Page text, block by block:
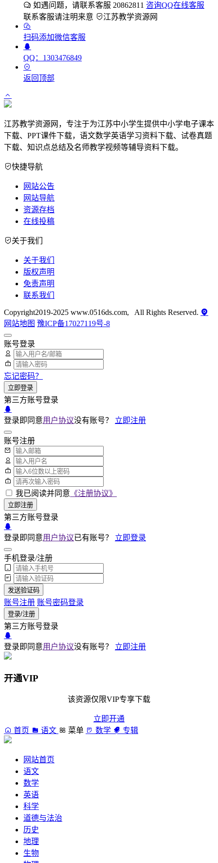
如遇问题，请联系客服 20862811 咨询QQ在线客服
联系客服请注明来意
江苏教学资源网
扫码添加微信客服
QQ：1303476849
返回顶部
江苏教学资源网，专注于为江苏中小学生提供中小学电子课本
下载、PPT课件下载，语文数学英语学习资料下载、试卷真题
下载、知识点总结及名师教学视频等辅导资料下载。
快捷导航
网站公告
网站导航
资源存档
在线投稿
关于我们
关于我们
版权声明
免责声明
联系我们
Copyright2019-2025 www.0516ds.com, All Rights Reserved.
网站地图 豫ICP备17027119号-8
账号登录
忘记密码？
立即登录
第三方账号登录
登录即同意用户协议没有账号？ 立即注册
账号注册
我已阅读并同意 《注册协议》
立即注册
第三方账号登录
登录即同意用户协议已有账号？ 立即登录
手机登录/注册
发送验证码
账号注册 账号密码登录
登录/注册
第三方账号登录
登录即同意用户协议没有账号？ 立即注册
开通VIP
该资源仅限VIP专享下载
立即开通
首页
语文 菜单 数学 专辑
网站首页
语文
数学
英语
科学
道德与法治
历史
地理
生物